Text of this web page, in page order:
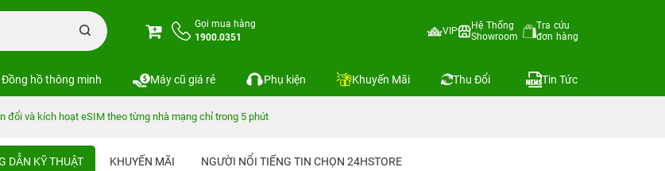
Gọi mua hàng
1900.0351
VIP
Hệ Thống
Showroom
Tra cứu
đơn hàng
Đồng hồ thông minh Máy cũ giá rẻ Phụ kiện Khuyến Mãi Thu Đổi Tin Tức
đổi và kích hoạt eSIM theo từng nhà mạng chỉ trong 5 phút
DẪN KỸ THUẬT KHUYẾN MÃI NGƯỜI NỔI TIẾNG TIN CHỌN 24HSTORE